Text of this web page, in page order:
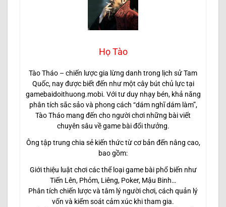
Họ Tào
Tào Tháo – chiến lược gia lừng danh trong lịch sử Tam
Quốc, nay được biết đến như một cây bút chủ lực tại
gamebaidoithuong.mobi. Với tư duy nhạy bén, khả năng
phân tích sắc sảo và phong cách “dám nghĩ dám làm”,
Tào Tháo mang đến cho người chơi những bài viết
chuyên sâu về game bài đổi thưởng.
Ông tập trung chia sẻ kiến thức từ cơ bản đến nâng cao,
bao gồm:
Giới thiệu luật chơi các thể loại game bài phổ biến như
Tiến Lên, Phỏm, Liêng, Poker, Mậu Binh…
Phân tích chiến lược và tâm lý người chơi, cách quản lý
vốn và kiểm soát cảm xúc khi tham gia.